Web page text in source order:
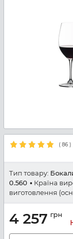
( 86 )
Тип товару:
0.560
Країна
виготовлення
4 257 грн